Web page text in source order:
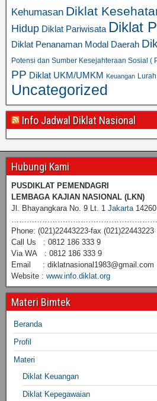
Kehumasan Diklat
Hidup Diklat Pariwisata Diklat
Diklat Penanaman Modal Daerah
Potensi dan Sumber Kesejahteraan Sosial (
PP Diklat UKM/UMKM Keuangan
Uncategorized
Info Jadwal Diklat Nasional
Hubungi Kami
PUSDIKLAT PEMENDAGRI
LEMBAGA KAJIAN NASIONAL (LKN)
Jl. Bhayangkara No. 9 Lt. 1 Jakarta14260
Phone: (021)22443223-fax (021)22443223
Call Us : 0812 186 333 9
Via WA : 0812 186 333 9
Email : diklatnasional1983@gmail.com
Website : www.info.diklat.org
Materi Bimtek
Beranda
Profil
Materi
Diklat Keuangan
Diklat Kepegawaian